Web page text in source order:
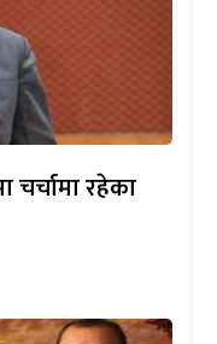
चर्चामा रहेका